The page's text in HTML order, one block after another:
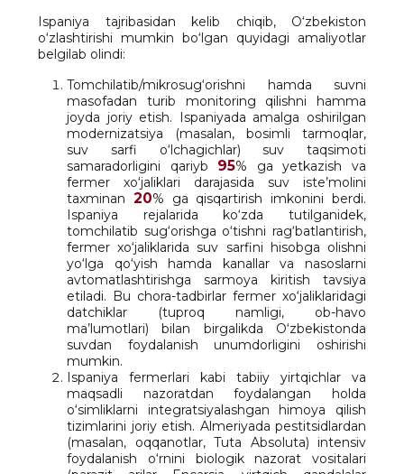
Ispaniya tajribasidan kelib chiqib, O‘zbekiston
o‘zlashtirishi mumkin bo‘lgan quyidagi amaliyotlar
belgilab olindi:
Tomchilatib/mikrosug‘orishni hamda suvni
masofadan turib monitoring qilishni hamma
joyda joriy etish. Ispaniyada amalga oshirilgan
modernizatsiya (masalan, bosimli tarmoqlar,
suv sarfi o‘lchagichlar) suv taqsimoti
samaradorligini qariyb 95% ga yetkazish va
fermer xo‘jaliklari darajasida suv iste’molini
taxminan 20% ga qisqartirish imkonini berdi.
Ispaniya rejalarida ko‘zda tutilganidek,
tomchilatib sug‘orishga o‘tishni rag‘batlantirish,
fermer xo‘jaliklarida suv sarfini hisobga olishni
yo‘lga qo‘yish hamda kanallar va nasoslarni
avtomatlashtirishga sarmoya kiritish tavsiya
etiladi. Bu chora-tadbirlar fermer xo‘jaliklaridagi
datchiklar (tuproq namligi, ob-havo
ma’lumotlari) bilan birgalikda O‘zbekistonda
suvdan foydalanish unumdorligini oshirishi
mumkin.
Ispaniya fermerlari kabi tabiiy yirtqichlar va
maqsadli nazoratdan foydalangan holda
o‘simliklarni integratsiyalashgan himoya qilish
tizimlarini joriy etish. Almeriyada pestitsidlardan
(masalan, oqqanotlar, Tuta Absoluta) intensiv
foydalanish o‘rnini biologik nazorat vositalari